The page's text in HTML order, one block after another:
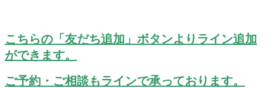
こちらの「友だち追加」ボタンよりライン追加
ができます。
ご予約・ご相談もラインで承っております。